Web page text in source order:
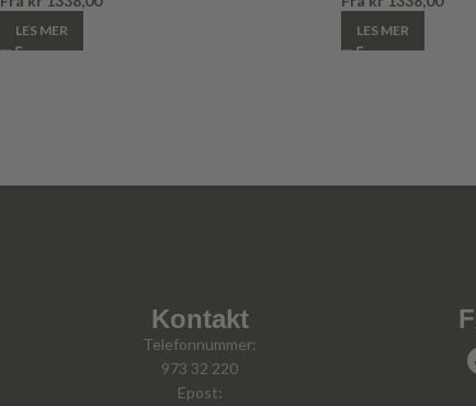
LES MER LES MER
Kontakt
Telefonnummer:
973 32 220
Epost: